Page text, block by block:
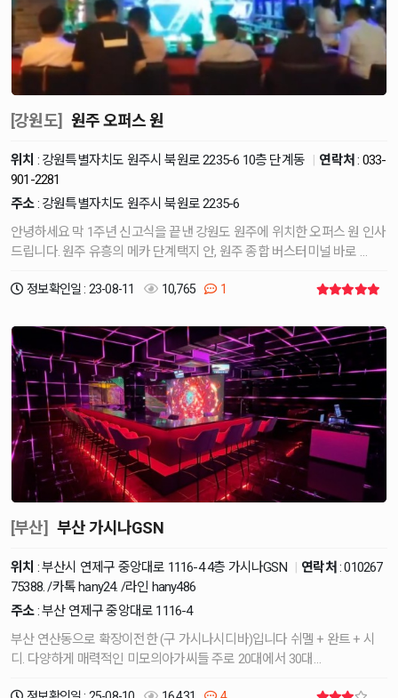
[강원도] 원주 오퍼스 원
위치 : 강원특별자치도 원주시 북원로 2235-6 10층 단계동 | 연락처 : 033-
901-2281
주소: 강원특별자치도 원주시 북원로 2235-6
안녕하세요 막 1주년 신고식을 끝낸 강원도 원주에 위치한 오퍼스 원 인사
드립니다. 원주 유흥의 메카 단계택지 안, 원주 종합 버스터미널 바로 …
정보확인일 : 23-08-11 10,765 1
[부산] 부산 가시나GSN
위치 : 부산시 연제구 중앙대로 1116-4 4층 가시나GSN | 연락처 :010267
75388. /카톡 hany24. /라인 hany486
주소: 부산 연제구 중앙대로 1116-4
부산 연산동으로 확장이전한 (구 가시나시디바)입니다 쉬멜 + 완트 + 시
디. 다양하게 매력적인 미모의아가씨들 주로 20대에서 30대…